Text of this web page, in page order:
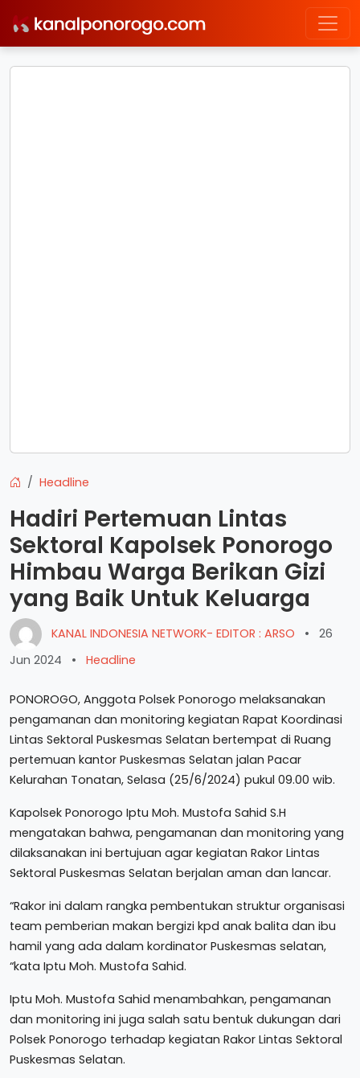
Headline
Hadiri Pertemuan Lintas
Sektoral Kapolsek Ponorogo
Himbau Warga Berikan Gizi
yang Baik Untuk Keluarga
KANAL INDONESIA NETWORK- EDITOR : ARSO •
26
Jun 2024
• Headline
PONOROGO, Anggota Polsek Ponorogo melaksanakan
pengamanan dan monitoring kegiatan Rapat Koordinasi
Lintas Sektoral Puskesmas Selatan bertempat di Ruang
pertemuan kantor Puskesmas Selatan jalan Pacar
Kelurahan Tonatan, Selasa (25/6/2024) pukul 09.00 wib.
Kapolsek Ponorogo Iptu Moh. Mustofa Sahid S.H
mengatakan bahwa, pengamanan dan monitoring yang
dilaksanakan ini bertujuan agar kegiatan Rakor Lintas
Sektoral Puskesmas Selatan berjalan aman dan lancar.
“Rakor ini dalam rangka pembentukan struktur organisasi
team pemberian makan bergizi kpd anak balita dan ibu
hamil yang ada dalam kordinator Puskesmas selatan,
“kata Iptu Moh. Mustofa Sahid.
Iptu Moh. Mustofa Sahid menambahkan, pengamanan
dan monitoring ini juga salah satu bentuk dukungan dari
Polsek Ponorogo terhadap kegiatan Rakor Lintas Sektoral
Puskesmas Selatan.